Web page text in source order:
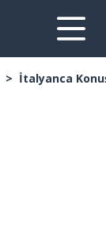
İtalyanca